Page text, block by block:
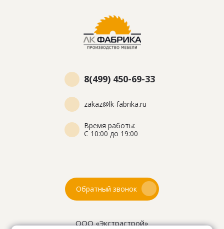
8(499) 450-69-33
zakaz@lk-fabrika.ru
Время работы:
С 10:00 до 19:00
Обратный звонок
ООО «Экстрастрой»